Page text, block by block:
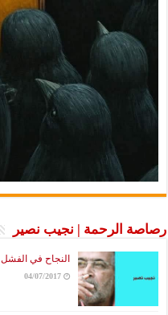
رصاصة الرحمة | نجيب نصير
النجاح في الفشل
04/07/2017